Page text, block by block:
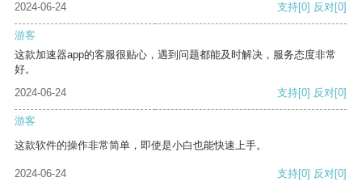
2024-06-24 支持[0] 反对[0]
游客
这款加速器app的客服很贴心，遇到问题都能及时解决，服务态度非常
好。
2024-06-24
支持[0] 反对[0]
游客
这款软件的操作非常简单，即使是小白也能快速上手。
2024-06-24 支持[0] 反对[0]